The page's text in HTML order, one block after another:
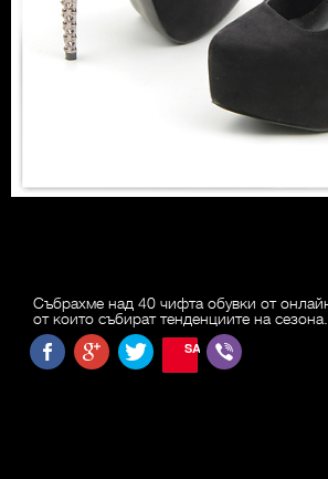
Събрахме над 40 чифта обувки от
от които събират тенденциите на сезона.
SAVE